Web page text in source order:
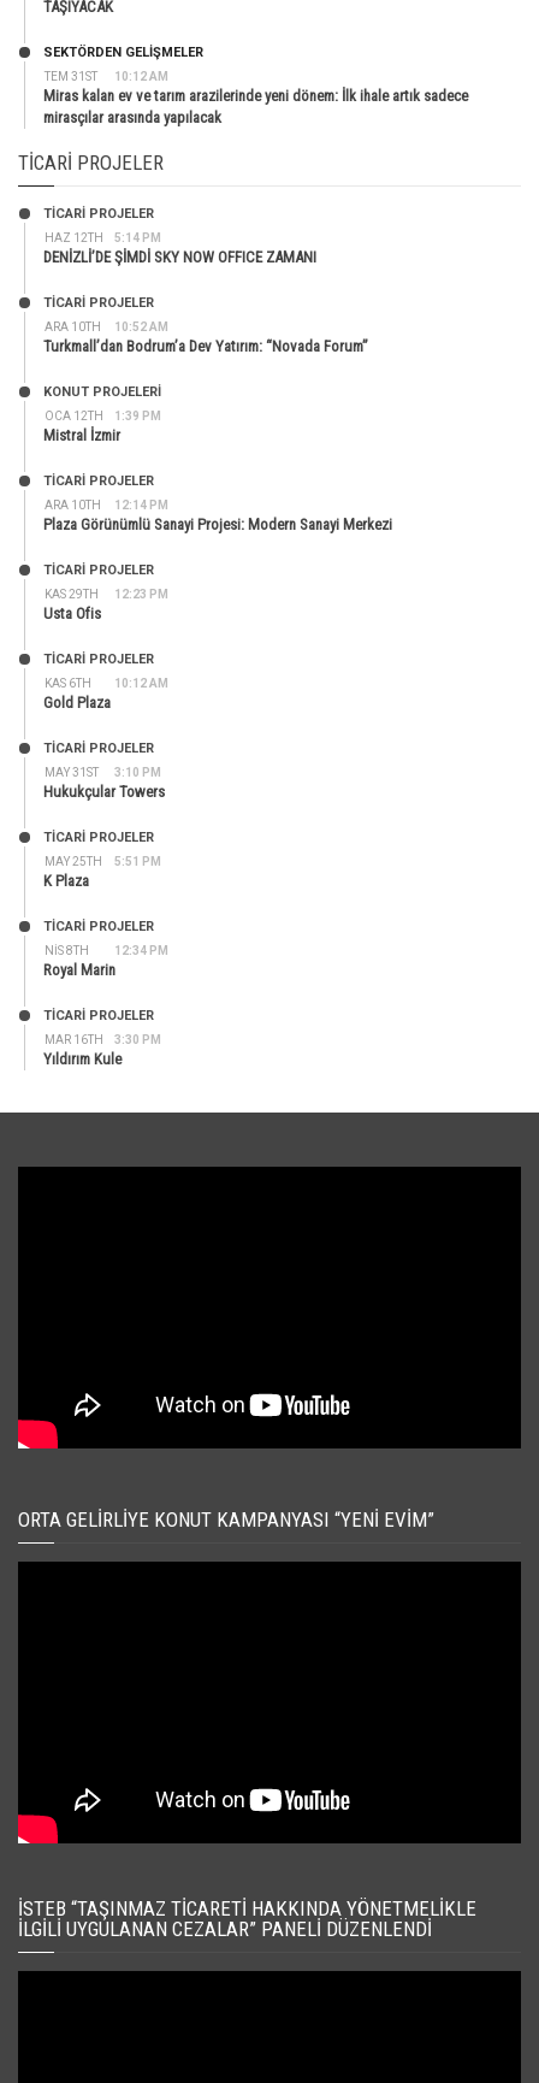
TAŞIYACAK
TEM 31ST 10:12 AM
SEKTÖRDEN GELIŞMELER
Miras kalan ev ve tarım arazilerinde yeni dönem: İlk ihale artık sadece
mirasçılar arasında yapılacak
TICARI PROJELER
HAZ 12TH 5:14 PM
TİCARİ PROJELER
DENİZLİ’DE ŞİMDİ SKY NOW OFFICE ZAMANI
ARA 10TH 10:52 AM
TİCARİ PROJELER
Turkmall’dan Bodrum’a Dev Yatırım: “Novada Forum”
OCA 12TH 1:39 PM
KONUT PROJELERI
Mistral İzmir
ARA 10TH 12:14 PM
TİCARİ PROJELER
Plaza Görünümlü Sanayi Projesi: Modern Sanayi Merkezi
KAS 29TH 12:23 PM
TİCARİ PROJELER
Usta Ofis
KAS 6TH 10:12 AM
TİCARİ PROJELER
Gold Plaza
MAY 31ST 3:10 PM
TİCARİ PROJELER
Hukukçular Towers
MAY 25TH 5:51 PM
TİCARİ PROJELER
K Plaza
NIS 8TH 12:34 PM
TİCARİ PROJELER
Royal Marin
MAR 16TH 3:30 PM
TİCARİ PROJELER
Yıldırım Kule
ORTA GELIRLIYE KONUT KAMPANYASI “YENI EVIM”
İSTEB “TAŞINMAZ TICARETI HAKKINDA YÖNETMELIKLE
İLGILI UYGULANAN CEZALAR” PANELI DÜZENLENDI